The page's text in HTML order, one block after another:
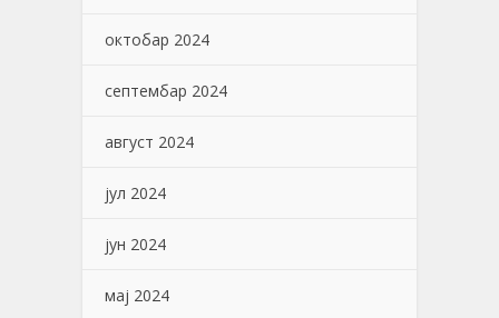
октобар 2024
септембар 2024
август 2024
јул 2024
јун 2024
мај 2024